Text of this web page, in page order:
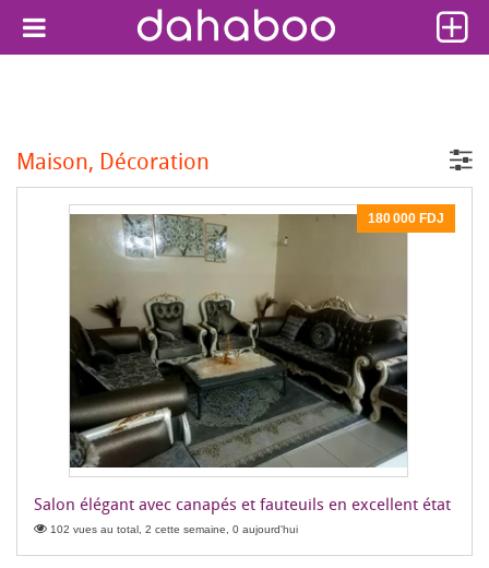
Maison, Décoration
180 000 FDJ
Salon élégant avec canapés et fauteuils en excellent état
102 vues au total, 2 cette semaine, 0 aujourd'hui